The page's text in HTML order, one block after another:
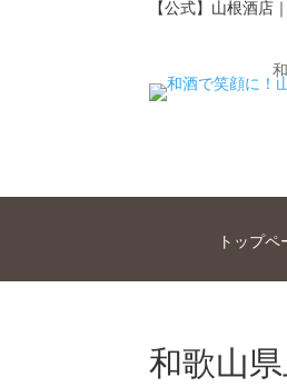
【公式】山根酒
トップペ
和歌山